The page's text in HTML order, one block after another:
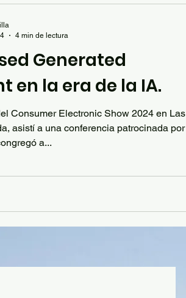
Generated
en la era de la IA.
Consumer Electronic Show 2024 en Las
asistí a una conferencia patrocinada por
a...
4 min de lectura